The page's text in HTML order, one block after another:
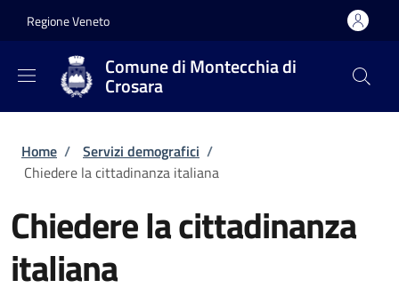
Regione Veneto
Comune di Montecchia di
Crosara
Briciole di pane
Home / Servizi demografici /
Chiedere la cittadinanza italiana
Chiedere la cittadinanza
italiana